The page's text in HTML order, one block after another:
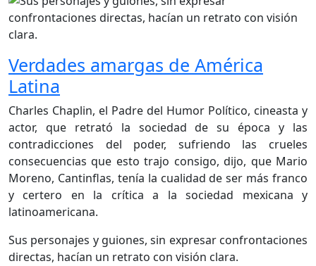
Verdades amargas de América
Latina
Charles Chaplin, el Padre del Humor Político, cineasta y
actor, que retrató la sociedad de su época y las
contradicciones del poder, sufriendo las crueles
consecuencias que esto trajo consigo, dijo, que Mario
Moreno, Cantinflas, tenía la cualidad de ser más franco
y certero en la crítica a la sociedad mexicana y
latinoamericana.
Sus personajes y guiones, sin expresar confrontaciones
directas, hacían un retrato con visión clara.